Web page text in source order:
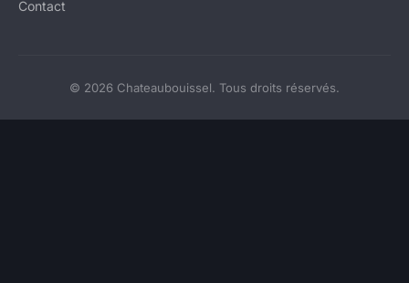
Contact
© 2026 Chateaubouissel. Tous droits réservés.